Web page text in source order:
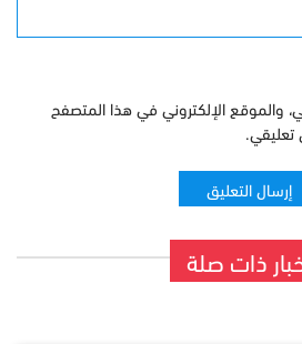
والموقع الإلكتروني في هذا المتصفح
تعليقي.
ذات صلة